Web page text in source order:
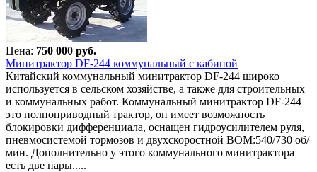
Цена: 750 000 руб.
Минитрактор DF-244 коммунальный с кабиной
Китайский коммунальный минитрактор DF-244 широко
используется в сельском хозяйстве, а также для строительных
и коммунальных работ. Коммунальный минитрактор DF-244
это полноприводный трактор, он имеет возможность
блокировки дифференциала, оснащен гидроусилителем руля,
пневмосистемой тормозов и двухскоростной ВОМ:540/730 об/
мин. Дополнительно у этого коммунального минитрактора
есть две пары.....